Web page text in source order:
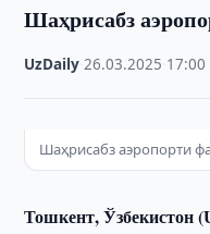
Шаҳрисабз
UzDaily ·26.03.2025 17:00
Шаҳрисабз аэропорти
Тошкент, Ўзбекистон